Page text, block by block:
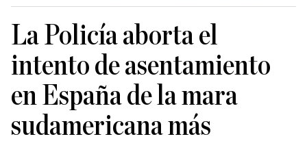
La Policía aborta el
intento de asentamiento
en España de la mara
sudamericana más